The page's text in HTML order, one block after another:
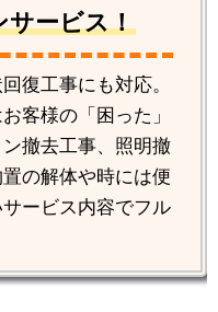
サービス！
復工事にも対応。
客様の「困った」
撤去工事、照明撤
の解体や時には便
ービス内容でフル